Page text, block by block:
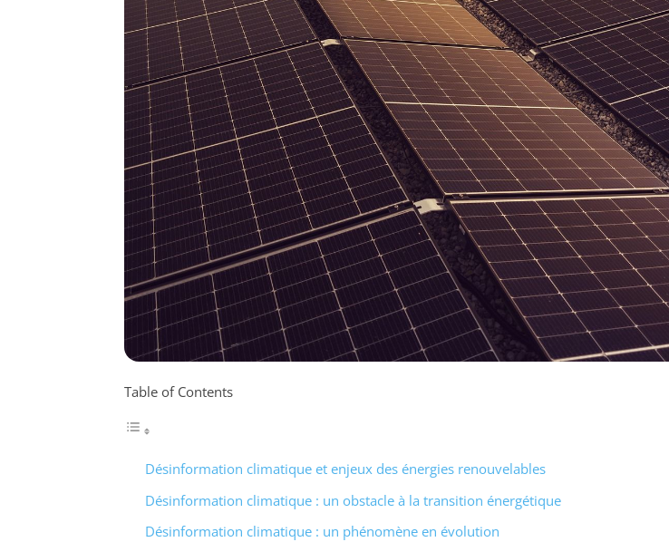
Table of Contents
Désinformation climatique et enjeux des énergies renouvelables
Désinformation climatique : un obstacle à la transition énergétique
Désinformation climatique : un phénomène en évolution